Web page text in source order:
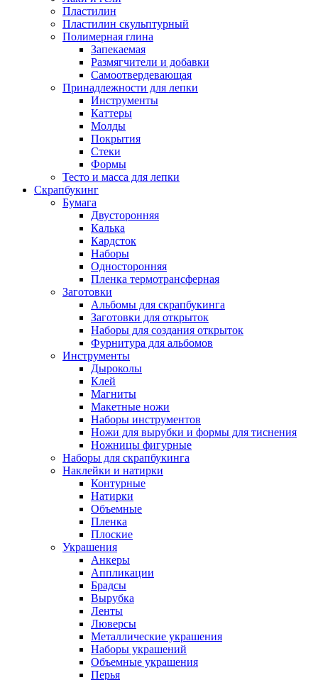
Пластилин
Пластилин скульптурный
Полимерная глина
Запекаемая
Размягчители и добавки
Самоотвердевающая
Принадлежности для лепки
Инструменты
Каттеры
Молды
Покрытия
Стеки
Формы
Тесто и масса для лепки
Скрапбукинг
Бумага
Двусторонняя
Калька
Кардсток
Наборы
Односторонняя
Пленка термотрансферная
Заготовки
Альбомы для скрапбукинга
Заготовки для открыток
Наборы для создания открыток
Фурнитура для альбомов
Инструменты
Дыроколы
Клей
Магниты
Макетные ножи
Наборы инструментов
Ножи для вырубки и формы для тиснения
Ножницы фигурные
Наборы для скрапбукинга
Наклейки и натирки
Контурные
Натирки
Объемные
Пленка
Плоские
Украшения
Анкеры
Аппликации
Брадсы
Вырубка
Ленты
Люверсы
Металлические украшения
Наборы украшений
Объемные украшения
Перья